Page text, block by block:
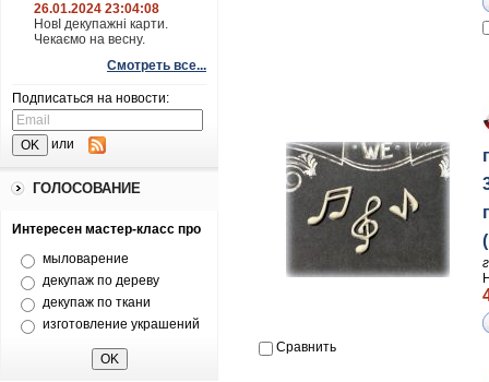
26.01.2024 23:04:08
НовІ декупажні карти.
Чекаємо на весну.
Смотреть все...
Подписаться на новости:
или
ГОЛОСОВАНИЕ
Интересен мастер-класс про
мыловарение
декупаж по дереву
декупаж по ткани
изготовление украшений
Сравнить